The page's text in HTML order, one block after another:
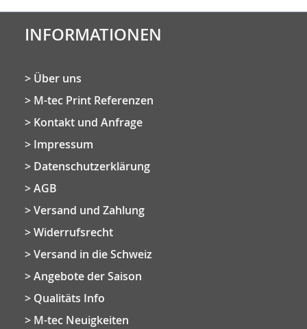
INFORMATIONEN
Über uns
M-tec Print Referenzen
Kontakt und Anfrage
Impressum
Datenschutzerklärung
AGB
Versand und Zahlung
Widerrufsrecht
Versand in die Schweiz
Angebote der Saison
Qualitäts Info
M-tec Neuigkeiten